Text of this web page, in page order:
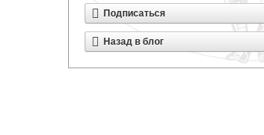
Подписаться
Назад в блог